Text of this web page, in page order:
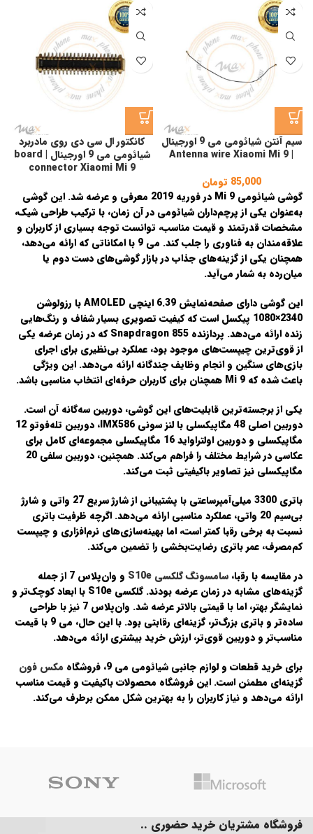
سیم آنتن شیائومی می 9 اورجینال
| Antenna wire Xiaomi Mi 9
85,000 تومان
کانکتور ال سی دی روی مادربرد
شیائومی می 9 اورجینال | board
connector Xiaomi Mi 9
گوشی شیائومی Mi 9 درفوریه 2019
معرفی و عرضه شد. این گوشی
به‌عنوان یکی از پرچم‌داران شیائومی در آن زمان، با ترکیب طراحی شیک،
مشخصات قدرتمند و قیمت مناسب، توانست توجه بسیاری از کاربران و
علاقه‌مندان به فناوری را جلب کند. می 9
با امکاناتی که ارائه می‌دهد،
همچنان یکی از گزینه‌های جذاب در بازار گوشی‌های دست دوم یا
میان‌رده به شمار می‌آید.
این گوشی دارای صفحه‌نمایش 6.39 اینچی AMOLED
با رزولوشن
2340×1080 پیکسل است که کیفیت تصویری بسیار شفاف و رنگ‌هایی
زنده ارائه می‌دهد. پردازنده Snapdragon 855
که در زمان عرضه یکی
از قوی‌ترین چیپست‌های موجود بود، عملکرد بی‌نظیری برای اجرای
بازی‌های سنگین و انجام وظایف چندگانه ارائه می‌دهد. این ویژگی
باعث شده که Mi 9 همچنان برای کاربران حرفه‌ای انتخاب مناسبی باشد.
یکی از برجسته‌ترین قابلیت‌های این گوشی، دوربین سه‌گانه آن است.
دوربین اصلی 48 مگاپیکسلی با لنز سونی IMX586، دوربین تله‌فوتو 12
مگاپیکسلی و دوربین اولتراواید 16 مگاپیکسلی مجموعه‌ای کامل برای
عکاسی در شرایط مختلف را فراهم می‌کند. همچنین، دوربین سلفی 20
مگاپیکسلی نیز تصاویر باکیفیتی ثبت می‌کند.
باتری 3300 میلی‌آمپرساعتی
با پشتیبانی از شارژ سریع 27 واتی و شارژ
بی‌سیم 20 واتی، عملکرد مناسبی ارائه می‌دهد. اگرچه ظرفیت باتری
نسبت به برخی رقبا کمتر است، اما بهینه‌سازی‌های نرم‌افزاری و چیپست
کم‌مصرف، عمر باتری رضایت‌بخشی را تضمین می‌کند.
در مقایسه با رقبا، سامسونگ گلکسی S10e و وان‌پلاس 7
از جمله
گزینه‌های مشابه در زمان عرضه بودند. گلکسی S10e با ابعاد کوچک‌تر و
نمایشگر بهتر، اما با قیمتی بالاتر عرضه شد. وان‌پلاس 7 نیز با طراحی
ساده‌تر و باتری بزرگ‌تر، گزینه‌ای رقابتی بود. با این حال، می 9
با قیمت
مناسب‌تر و دوربین قوی‌تر، ارزش خرید بیشتری ارائه می‌دهد.
برای خرید قطعات و لوازم جانبی شیائومی می 9 ، فروشگاه مکس فون
گزینه‌ای مطمئن است. این فروشگاه محصولات باکیفیت و قیمت مناسب
ارائه می‌دهد و نیاز کاربران را به بهترین شکل ممکن برطرف می‌کند.
فروشگاه مشتریان خرید حضوری ..